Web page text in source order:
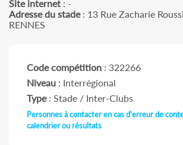
Site internet : -
Adresse du stade: 13 Rue Zacharie
RENNES
Code compétition : 322266
Niveau : Interrégional
Type: Stade / Inter-Clubs
Personnes à contacter en cas d'erreur de
calendrier ou résultats